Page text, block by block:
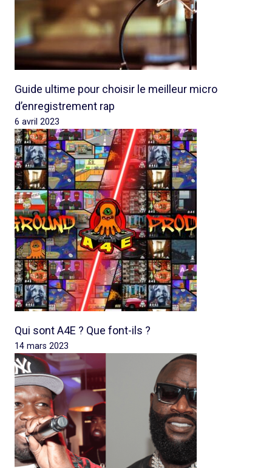
Guide ultime pour choisir le meilleur micro
d’enregistrement rap
6 avril 2023
Qui sont A4E ? Que font-ils ?
14 mars 2023